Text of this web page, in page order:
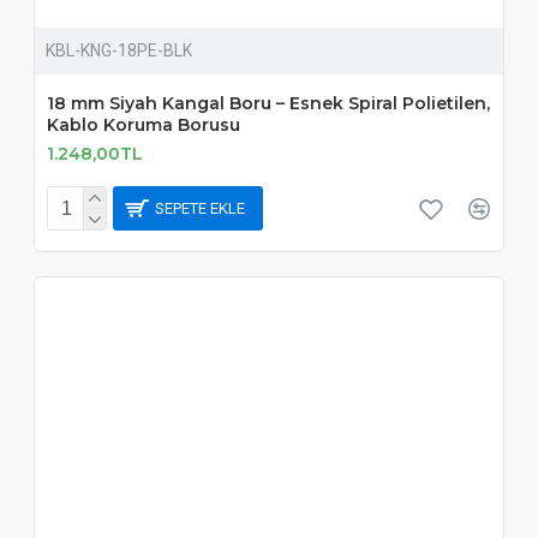
KBL-KNG-18PE-BLK
18 mm Siyah Kangal Boru – Esnek Spiral Polietilen,
Kablo Koruma Borusu
1.248,00TL
SEPETE EKLE